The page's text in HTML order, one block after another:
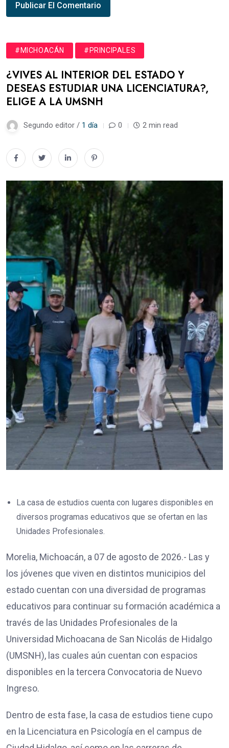
#MICHOACÁN #PRINCIPALES
¿VIVES AL INTERIOR DEL ESTADO Y
DESEAS ESTUDIAR UNA LICENCIATURA?,
ELIGE A LA UMSNH
Segundo editor / 1 día 0 2 min read
La casa de estudios cuenta con lugares disponibles en
diversos programas educativos que se ofertan en las
Unidades Profesionales.
Morelia, Michoacán, a 07 de agosto de 2026.- Las y
los jóvenes que viven en distintos municipios del
estado cuentan con una diversidad de programas
educativos para continuar su formación académica a
través de las Unidades Profesionales de la
Universidad Michoacana de San Nicolás de Hidalgo
(UMSNH), las cuales aún cuentan con espacios
disponibles en la tercera Convocatoria de Nuevo
Ingreso.
Dentro de esta fase, la casa de estudios tiene cupo
en la Licenciatura en Psicología en el campus de